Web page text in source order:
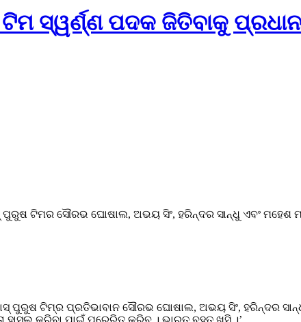
ସ୍ୱର୍ଣ୍ଣ ପଦକ ଜିତିବାକୁ
ପୁରୁଷ ଟିମର ସୌରଭ ଘୋଷାଲ, ଅଭୟ ସିଂ, ହରିନ୍ଦର ସାନ୍ଧୁ ଏବଂ
ପୁରୁଷ ଟିମ୍‌ର ପ୍ରତିଭାବାନ ସୌରଭ ଘୋଷାଲ, ଅଭୟ ସିଂ, ହରିନ୍ଦର